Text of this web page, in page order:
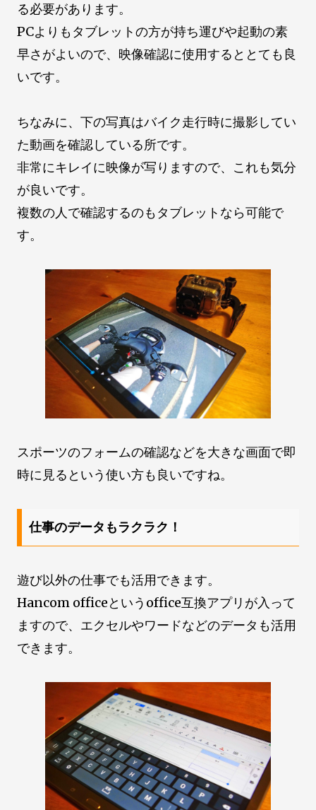
る必要があります。
PCよりもタブレットの方が持ち運びや起動の素
早さがよいので、映像確認に使用するととても良
いです。
ちなみに、下の写真はバイク走行時に撮影してい
た動画を確認している所です。
非常にキレイに映像が写りますので、これも気分
が良いです。
複数の人で確認するのもタブレットなら可能で
す。
スポーツのフォームの確認などを大きな画面で即
時に見るという使い方も良いですね。
仕事のデータもラクラク！
遊び以外の仕事でも活用できます。
Hancom officeというoffice互換アプリが入って
ますので、エクセルやワードなどのデータも活用
できます。